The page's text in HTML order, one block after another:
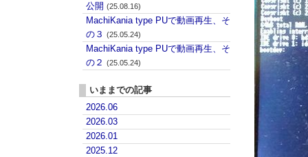
公開 (25.08.16)
MachiKania type PUで動画再生、そ
の３ (25.05.24)
MachiKania type PUで動画再生、そ
の２ (25.05.24)
いままでの記事
2026.06
2026.03
2026.01
2025.12